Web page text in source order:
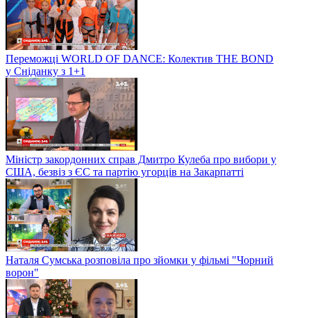
Переможці WORLD OF DANCE: Колектив THE BOND
у Сніданку з 1+1
Міністр закордонних справ Дмитро Кулеба про вибори у
США, безвіз з ЄС та партію угорців на Закарпатті
Наталя Сумська розповіла про зйомки у фільмі "Чорний
ворон"